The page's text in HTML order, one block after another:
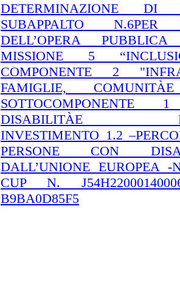
DETERMINAZIONE DI
SUBAPPALTO
DELL’OPERA PUBBLICA
MISSIONE 5
COMPONENTE 2
FAMIGLIE,
DISABILITÀE
INVESTIMENTO 1.2
PERSONE CON
DALL’UNIONE EUROPEA
CUP N.
B9BA0D85F5